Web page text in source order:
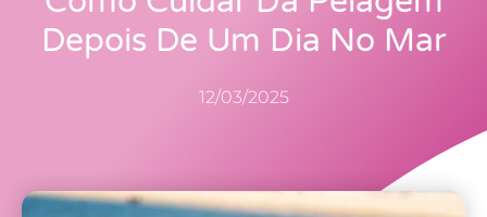
Depois De Um Dia No Mar
12/03/2025